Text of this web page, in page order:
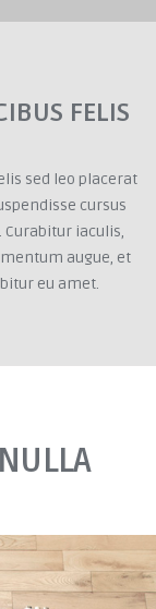
FELIS
sed leo placerat
cursus
iaculis,
augue, et
eu amet.